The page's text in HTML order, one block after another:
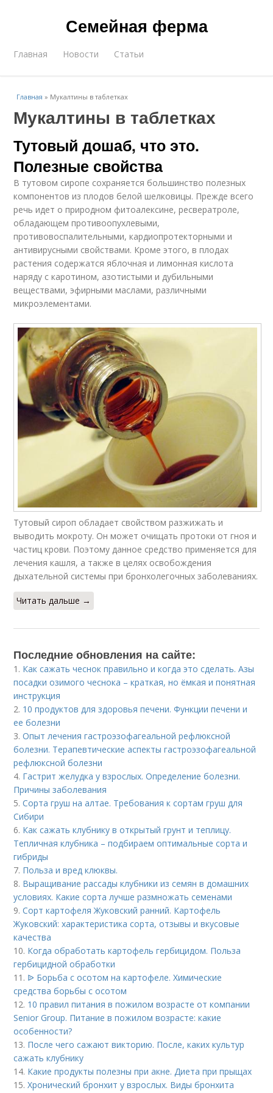
Семейная ферма
Главная Новости Статьи
Главная » Мукалтины в таблетках
Мукалтины в таблетках
Тутовый дошаб, что это.
Полезные свойства
В тутовом сиропе сохраняется большинство полезных
компонентов из плодов белой шелковицы. Прежде всего
речь идет о природном фитоалексине, ресвератроле,
обладающем противоопухлевыми,
противовоспалительными, кардиопротекторными и
антивирусными свойствами. Кроме этого, в плодах
растения содержатся яблочная и лимонная кислота
наряду с каротином, азотистыми и дубильными
веществами, эфирными маслами, различными
микроэлементами.
Тутовый сироп обладает свойством разжижать и
выводить мокроту. Он может очищать протоки от гноя и
частиц крови. Поэтому данное средство применяется для
лечения кашля, а также в целях освобождения
дыхательной системы при бронхолегочных заболеваниях.
Читать дальше →
Последние обновления на сайте:
1. Как сажать чеснок правильно и когда это сделать. Азы
посадки озимого чеснока – краткая, но ёмкая и понятная
инструкция
2. 10 продуктов для здоровья печени. Функции печени и
ее болезни
3.Опыт лечения гастроэзофагеальной рефлюксной
болезни. Терапевтические аспекты гастроэзофагеальной
рефлюксной болезни
4. Гастрит желудка у взрослых. Определение болезни.
Причины заболевания
5.Сорта груш на алтае. Требования к сортам груш для
Сибири
6. Как сажать клубнику в открытый грунт и теплицу.
Тепличная клубника – подбираем оптимальные сорта и
гибриды
7. Польза и вред клюквы.
8. Выращивание рассады клубники из семян в домашних
условиях. Какие сорта лучше размножать семенами
9.Сорт картофеля Жуковский ранний. Картофель
Жуковский: характеристика сорта, отзывы и вкусовые
качества
10. Когда обработать картофель гербицидом. Польза
гербицидной обработки
11. ᐉ Борьба с осотом на картофеле. Химические
средства борьбы с осотом
12. 10 правил питания в пожилом возрасте от компании
Senior Group. Питание в пожилом возрасте: какие
особенности?
13. После чего сажают викторию. После, каких культур
сажать клубнику
14. Какие продукты полезны при акне. Диета при прыщах
15.Хронический бронхит у взрослых. Виды бронхита